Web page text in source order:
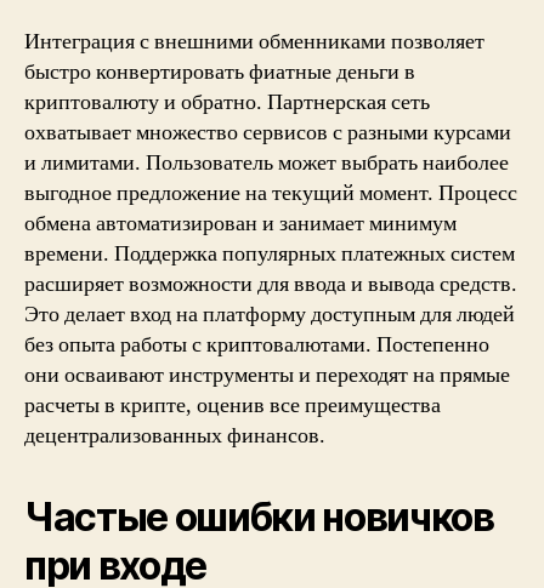
Интеграция с внешними обменниками позволяет
быстро конвертировать фиатные деньги в
криптовалюту и обратно. Партнерская сеть
охватывает множество сервисов с разными курсами
и лимитами. Пользователь может выбрать наиболее
выгодное предложение на текущий момент. Процесс
обмена автоматизирован и занимает минимум
времени. Поддержка популярных платежных систем
расширяет возможности для ввода и вывода средств.
Это делает вход на платформу доступным для людей
без опыта работы с криптовалютами. Постепенно
они осваивают инструменты и переходят на прямые
расчеты в крипте, оценив все преимущества
децентрализованных финансов.
Частые ошибки новичков
при входе